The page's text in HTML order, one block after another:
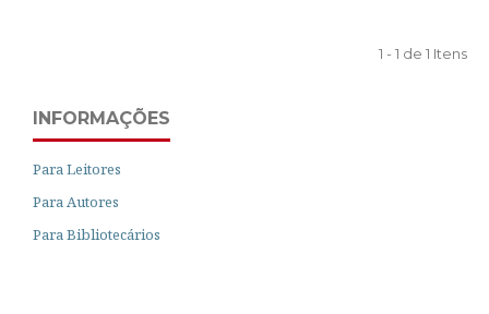
1 - 1 de 1 Itens
INFORMAÇÕES
Para Leitores
Para Autores
Para Bibliotecários